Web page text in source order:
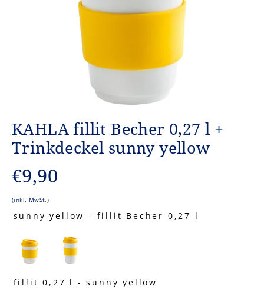
KAHLA fillit Becher 0,27 l +
Trinkdeckel sunny yellow
€9,90
(inkl. MwSt.)
sunny yellow - fillit Becher 0,27 l
fillit 0,27 l - sunny yellow